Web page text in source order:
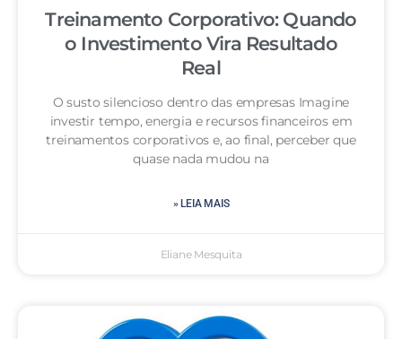
Treinamento Corporativo: Quando
o Investimento Vira Resultado
Real
O susto silencioso dentro das empresas Imagine
investir tempo, energia e recursos financeiros em
treinamentos corporativos e, ao final, perceber que
quase nada mudou na
» LEIA MAIS
Eliane Mesquita